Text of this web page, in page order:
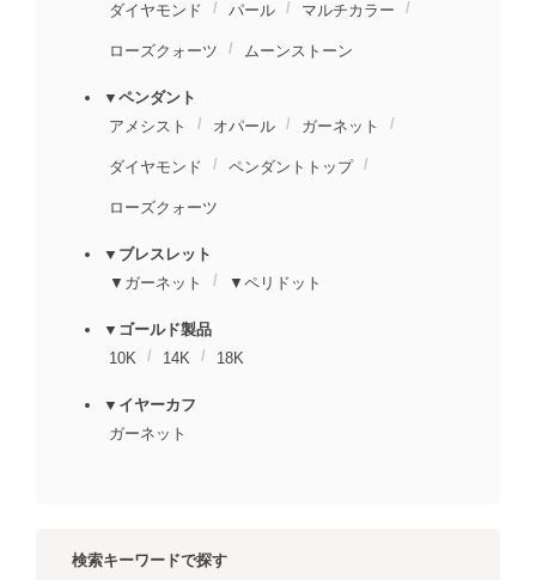
ダイヤモンド パール マルチカラー
ローズクォーツ ムーンストーン
▼ペンダント
アメシスト
オパール ガーネット
ダイヤモンド ペンダントトップ
ローズクォーツ
▼ブレスレット
▼ガーネット
▼ペリドット
▼ゴールド製品
10K
14K 18K
▼イヤーカフ
ガーネット
検索キーワードで探す